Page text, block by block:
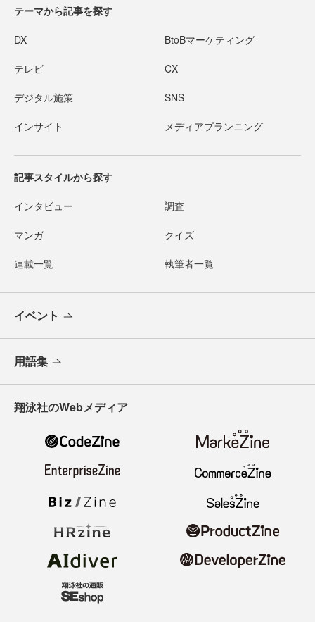
テーマから記事を探す
DX BtoBマーケティング
テレビ CX
デジタル施策 SNS
インサイト メディアプランニング
記事スタイルから探す
インタビュー 調査
マンガ クイズ
連載一覧 執筆者一覧
イベント
用語集
翔泳社のWebメディア